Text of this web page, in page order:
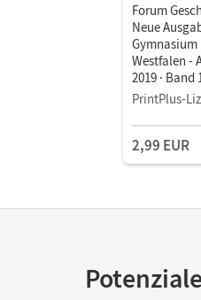
Forum
Neue
Westfalen -
2019 · Band
Schulbuch
PrintPlus-
2,99 EUR